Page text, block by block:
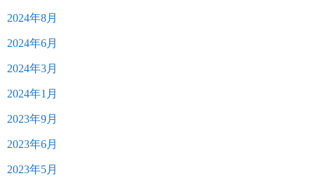
2024年8月
2024年6月
2024年3月
2024年1月
2023年9月
2023年6月
2023年5月